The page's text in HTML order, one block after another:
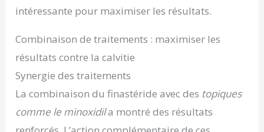
intéressante pour maximiser les résultats.
Combinaison de traitements : maximiser les
résultats contre la calvitie
Synergie des traitements
La combinaison du finastéride avec des topiques
comme le minoxidila montré des résultats